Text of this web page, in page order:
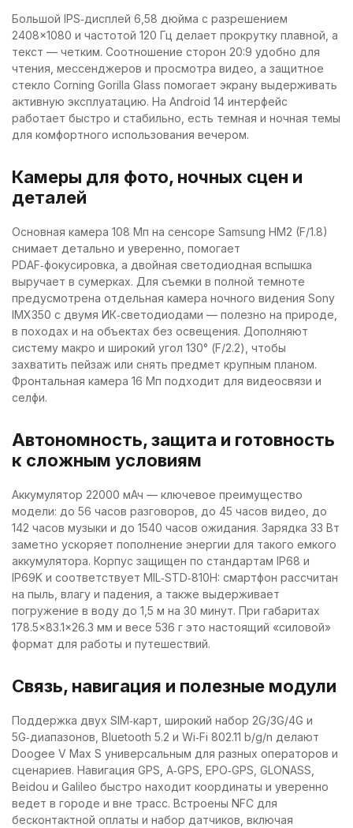
Большой IPS‑дисплей 6,58 дюйма с разрешением
2408×1080 и частотой 120 Гц делает прокрутку плавной, а
текст — четким. Соотношение сторон 20:9 удобно для
чтения, мессенджеров и просмотра видео, а защитное
стекло Corning Gorilla Glass помогает экрану выдерживать
активную эксплуатацию. На Android 14 интерфейс
работает быстро и стабильно, есть темная и ночная темы
для комфортного использования вечером.
Камеры для фото, ночных сцен и
деталей
Основная камера 108 Мп на сенсоре Samsung HM2 (F/1.8)
снимает детально и уверенно, помогает
PDAF‑фокусировка, а двойная светодиодная вспышка
выручает в сумерках. Для съемки в полной темноте
предусмотрена отдельная камера ночного видения Sony
IMX350 с двумя ИК‑светодиодами — полезно на природе,
в походах и на объектах без освещения. Дополняют
систему макро и широкий угол 130° (F/2.2), чтобы
захватить пейзаж или снять предмет крупным планом.
Фронтальная камера 16 Мп подходит для видеосвязи и
селфи.
Автономность, защита и готовность
к сложным условиям
Аккумулятор 22000 мАч — ключевое преимущество
модели: до 56 часов разговоров, до 45 часов видео, до
142 часов музыки и до 1540 часов ожидания. Зарядка 33 Вт
заметно ускоряет пополнение энергии для такого емкого
аккумулятора. Корпус защищен по стандартам IP68 и
IP69K и соответствует MIL‑STD‑810H: смартфон рассчитан
на пыль, влагу и падения, а также выдерживает
погружение в воду до 1,5 м на 30 минут. При габаритах
178.5×83.1×26.3 мм и весе 536 г это настоящий «силовой»
формат для работы и путешествий.
Связь, навигация и полезные модули
Поддержка двух SIM‑карт, широкий набор 2G/3G/4G и
5G‑диапазонов, Bluetooth 5.2 и Wi‑Fi 802.11 b/g/n делают
Doogee V Max S универсальным для разных операторов и
сценариев. Навигация GPS, A‑GPS, EPO‑GPS, GLONASS,
Beidou и Galileo быстро находит координаты и уверенно
ведет в городе и вне трасс. Встроены NFC для
бесконтактной оплаты и набор датчиков, включая